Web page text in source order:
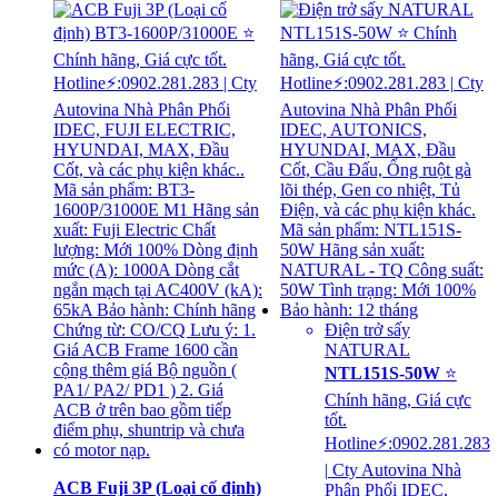
ACB Fuji 3P (Loại cố định)
Điện trở sấy
NATURAL
NTL151S-50W ⭐
Chính hãng, Giá cực
tốt.
Hotline⚡:0902.281.283
| Cty Autovina Nhà
Phân Phối IDEC,